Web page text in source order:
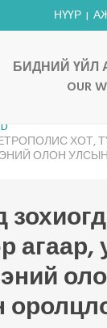
НҮҮР
БИДНИЙ ҮЙЛ
OUR
ХОТ,
ОЛОН